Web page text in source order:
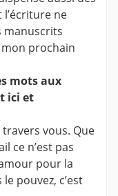
l’écriture ne
manuscrits
prochain
mots aux
ici et
vous. Que
ce n’est pas
pour la
pouvez, c’est